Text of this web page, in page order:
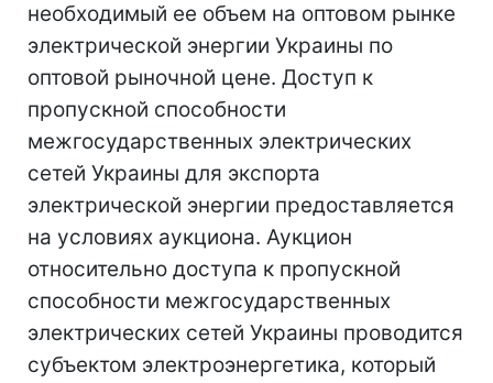
необходимый ее объем на оптовом рынке
электрической энергии Украины по
оптовой рыночной цене. Доступ к
пропускной способности
межгосударственных электрических
сетей Украины для экспорта
электрической энергии предоставляется
на условиях аукциона. Аукцион
относительно доступа к пропускной
способности межгосударственных
электрических сетей Украины проводится
субъектом электроэнергетика, который